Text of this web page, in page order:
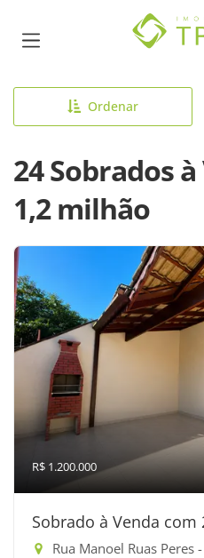
Página
Ordenar
24 Sobrados
1,2 milhão
R$ 1.200.000
Sobrado à Venda com
Rua Manoel Ruas Peres